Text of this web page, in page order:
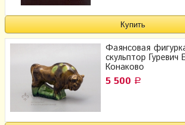
Фаянсовая
скульптор
Конаково
5 500 Р